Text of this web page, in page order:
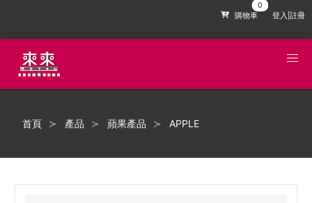
購物車 登入|註冊
首頁 產品 蘋果產品 APPLE